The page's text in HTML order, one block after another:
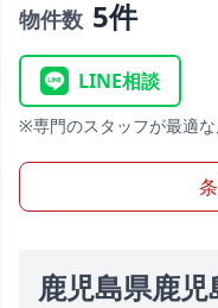
物件数 5件
LINE相談
※専門のスタッフが最適な
鹿児島県鹿児